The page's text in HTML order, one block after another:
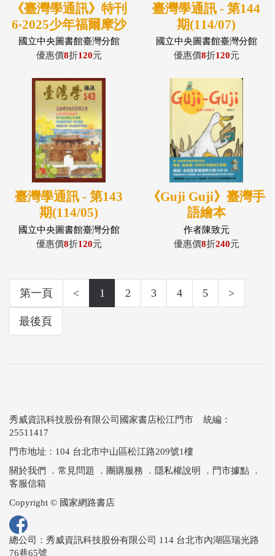
《臺灣學通訊》特刊
6‧2025少年福爾摩沙
–太陽旗下的文青
國立中央圖書館臺灣分館
優惠價8折120元
臺灣學通訊 - 第144
期(114/07)
國立中央圖書館臺灣分館
優惠價8折120元
臺灣學通訊 - 第143
期(114/05)
國立中央圖書館臺灣分館
優惠價8折120元
《Guji Guji》臺灣手
語繪本
作者陳致元
優惠價8折240元
第一頁 < 1 2 3 4 5 >
最後頁
秀威資訊科技股份有限公司國家書店松江門市 統編：
25511417
門市地址：104 台北市中山區松江路209號1樓
關於我們
． 常見問題 ． 團購服務 ． 隱私權說明 ． 門市據點 ．
客服信箱
Copyright © 國家網路書店
總公司：秀威資訊科技股份有限公司 114 台北市內湖區瑞光路
76巷65號